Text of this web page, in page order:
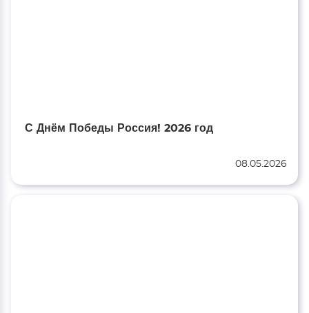
С Днём Победы Россия! 2026 год
08.05.2026